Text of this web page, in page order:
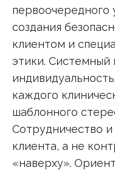
первоочередного
создания
клиентом и
этики. Системный
каждого
шаблонного
Сотрудничество
клиента, а не
«наверху».